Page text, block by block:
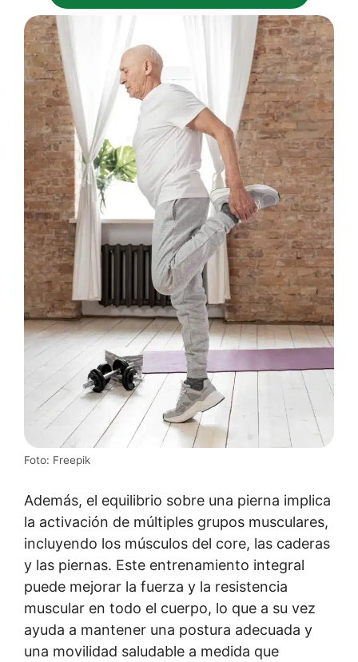
Foto: Freepik
Además, el equilibrio sobre una pierna implica
la activación de múltiples grupos musculares,
incluyendo los músculos del core, las caderas
y las piernas. Este entrenamiento integral
puede mejorar la fuerza y la resistencia
muscular en todo el cuerpo, lo que a su vez
ayuda a mantener una postura adecuada y
una movilidad saludable a medida que